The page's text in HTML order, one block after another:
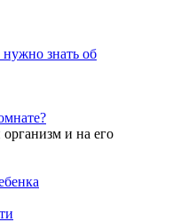
знать об
и на его